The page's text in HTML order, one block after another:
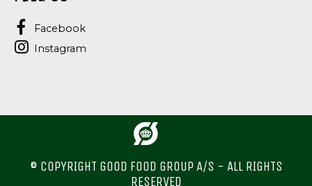
Facebook
Instagram
© COPYRIGHT GOOD FOOD GROUP A/S - ALL RIGHTS
RESERVED